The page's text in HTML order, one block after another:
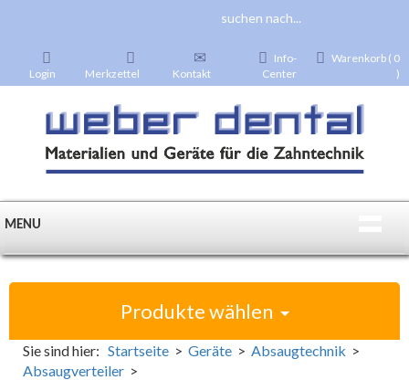
Login Merkzettel Kontakt
Info-
Center
Warenkorb ( 0
)
MENU
Produkte wählen
Sie sind hier: Startseite > Geräte > Absaugtechnik >
Absaugverteiler >